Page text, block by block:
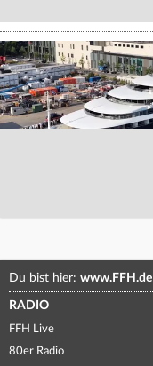
Du bist hier: www.FFH.de
RADIO
FFH Live
80er Radio